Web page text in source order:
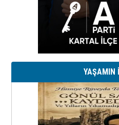
YAŞAMIN